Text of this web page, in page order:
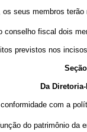
seus membros terão
fiscal dois
previstos nos
Seção
Da
com a
do patrimônio da